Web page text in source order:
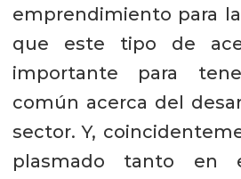
emprendimiento para
que este tipo de
importante para
común acerca del
sector. Y,
plasmado tanto en